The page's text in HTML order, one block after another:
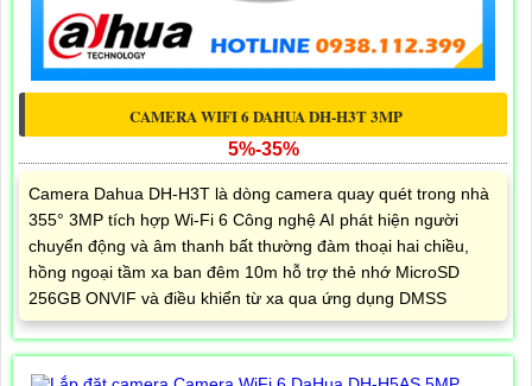
CAMERA WIFI 6 DAHUA DH-H3T 3MP
5%-35%
Camera Dahua DH-H3T là dòng camera quay quét trong nhà
355° 3MP tích hợp Wi-Fi 6 Công nghệ AI phát hiện người
chuyển động và âm thanh bất thường đàm thoại hai chiều,
hồng ngoại tầm xa ban đêm 10m hỗ trợ thẻ nhớ MicroSD
256GB ONVIF và điều khiển từ xa qua ứng dụng DMSS